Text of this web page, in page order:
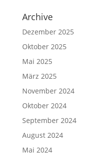
Archive
Dezember 2025
Oktober 2025
Mai 2025
März 2025
November 2024
Oktober 2024
September 2024
August 2024
Mai 2024